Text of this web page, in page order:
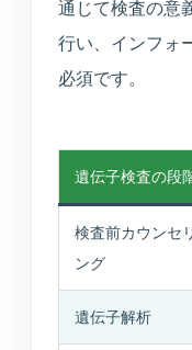
通じて検査の意
行い、インフォ
必須です。
遺伝子検査の段
検査前カウンセ
ング
遺伝子解析